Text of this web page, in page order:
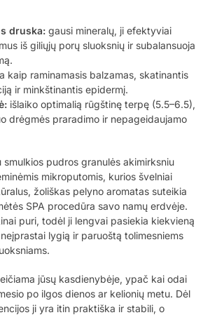
druska: gausi mineralų, ji efektyviai
iš giliųjų porų sluoksnių ir subalansuoja
kaip raminamasis balzamas, skatinantis
ir minkštinantis epidermį.
išlaiko optimalią rūgštinę terpę (5.5–6.5),
drėgmės praradimo ir nepageidaujamo
smulkios pudros granulės akimirksniu
mikroputomis, kurios švelniai
žoliškas pelyno aromatas suteikia
SPA procedūra savo namų erdvėje.
puri, todėl ji lengvai pasiekia kiekvieną
lygią ir paruoštą tolimesniems
jūsų kasdienybėje, ypač kai odai
po ilgos dienos ar kelionių metu. Dėl
ji yra itin praktiška ir stabili, o